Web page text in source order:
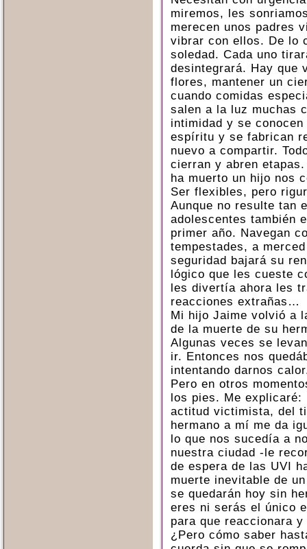
miremos, les
merecen unos padres
vibrar con ellos. De lo
soledad. Cada uno
desintegrará. Hay que
flores, mantener un
cuando comidas
salen a la luz muchas
intimidad y se
espíritu y se fabrican
nuevo a compartir.
cierran y abren
ha muerto un hijo nos
Ser flexibles, pero
Aunque no resulte tan
adolescentes también
primer año. Navegan
tempestades, a
seguridad bajará su
lógico que les cueste
les divertía ahora les
reacciones extrañas…
Mi hijo Jaime volvió a
de la muerte de su
Algunas veces se
ir. Entonces nos
intentando darnos
Pero en otros
los pies. Me explicaré:
actitud victimista, del
hermano a mí me da
lo que nos sucedía a
nuestra ciudad -le
de espera de las UVI
muerte inevitable de
se quedarán hoy sin
eres ni serás el único
para que reaccionara
¿Pero cómo saber